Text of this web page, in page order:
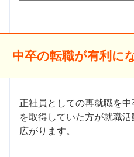
中卒の転職が有利に
正社員としての再就職を
を取得していた方が就職
広がります。